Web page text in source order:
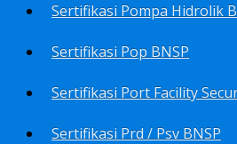
Sertifikasi Pompa Hidrolik
Sertifikasi Pop BNSP
Sertifikasi Prd / Psv BNSP